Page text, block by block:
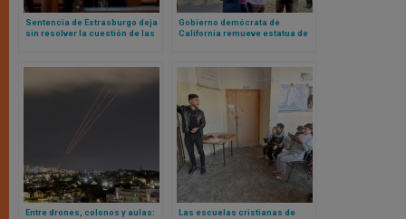
Sentencia de Estrasburgo deja
sin resolver la cuestión de las
Gobierno demócrata de
California remueve estatua de
arzobispo de San Francisco
Entre drones, colonos y aulas:
Las escuelas cristianas de